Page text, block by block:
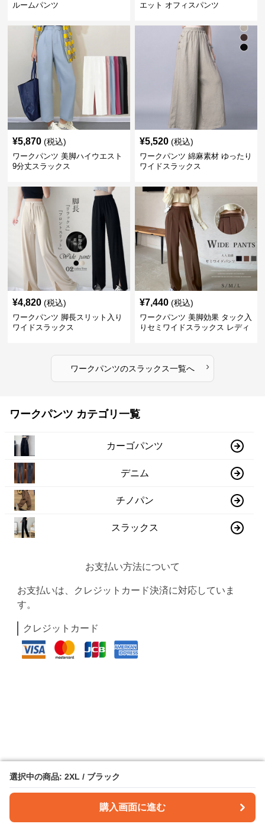
選択中の商品: 2XL / ブラック
購入画面に進む
選択中の商品: 2XL / ブラック
購入画面に進む
ルームパンツ
エット オフィスパンツ
¥5,870 (税込)
ワークパンツ 美脚ハイウエスト
9分丈スラックス
¥5,520 (税込)
ワークパンツ 綿麻素材 ゆったり
ワイドスラックス
¥4,820 (税込)
ワークパンツ 脚長スリット入り
ワイドスラックス
¥7,440 (税込)
ワークパンツ 美脚効果 タック入
りセミワイドスラックス レディ
ワークパンツのスラックス一覧へ ›
ワークパンツ カテゴリ一覧
カーゴパンツ
デニム
チノパン
スラックス
お支払い方法について
お支払いは、クレジットカード決済に対応していま
す。
クレジットカード